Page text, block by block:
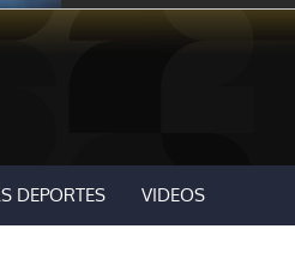
DEPORTES VIDEOS